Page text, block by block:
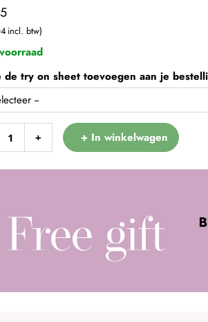
de try on sheet toevoegen aan je
+ + In winkelwagen